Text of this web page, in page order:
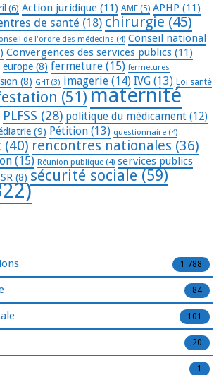
(6) Action juridique (11) AME (5) APHP (11)
de santé (18) chirurgie (45)
de l'ordre des médecins (4) Conseil national
Convergences des services publics (11)
europe (8) fermeture (15) fermetures
(8) GHT(3) imagerie (14) IVG (13) Loi santé
(51) maternité
PLFSS (28) politique du médicament (12)
(9) Pétition (13) questionnaire (4)
(40) rencontres nationales (36)
(15) Réunion publique (4) services publics
(8) sécurité sociale (59)
1 788
84
101
20
1